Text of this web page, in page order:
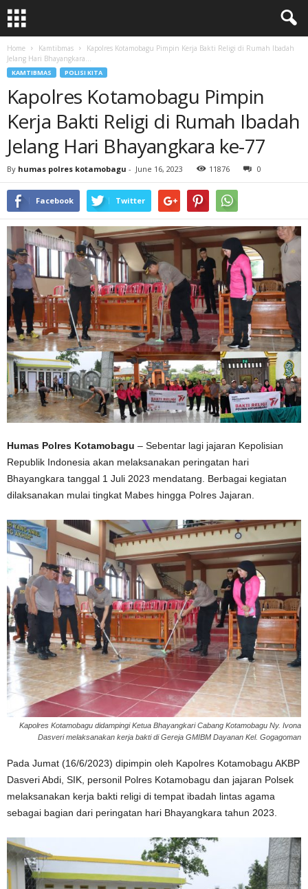
Home Kamtibmas
Kapolres Kotamobagu Pimpin Kerja Bakti Religi di Rumah Ibadah
Jelang Hari Bhayangkara...
KAMTIBMAS POLISI KITA
Kapolres Kotamobagu Pimpin
Kerja Bakti Religi di Rumah Ibadah
Jelang Hari Bhayangkara ke-77
By humas polres kotamobagu - June 16, 2023 11876 0
Facebook Twitter
Humas Polres Kotamobagu – Sebentar lagi jajaran Kepolisian
Republik Indonesia akan melaksanakan peringatan hari
Bhayangkara tanggal 1 Juli 2023 mendatang. Berbagai kegiatan
dilaksanakan mulai tingkat Mabes hingga Polres Jajaran.
Kapolres Kotamobagu didampingi Ketua Bhayangkari Cabang Kotamobagu Ny. Ivona
Dasveri melaksanakan kerja bakti di Gereja GMIBM Dayanan Kel. Gogagoman
Pada Jumat (16/6/2023) dipimpin oleh Kapolres Kotamobagu AKBP
Dasveri Abdi, SIK, personil Polres Kotamobagu dan jajaran Polsek
melaksanakan kerja bakti religi di tempat ibadah lintas agama
sebagai bagian dari peringatan hari Bhayangkara tahun 2023.